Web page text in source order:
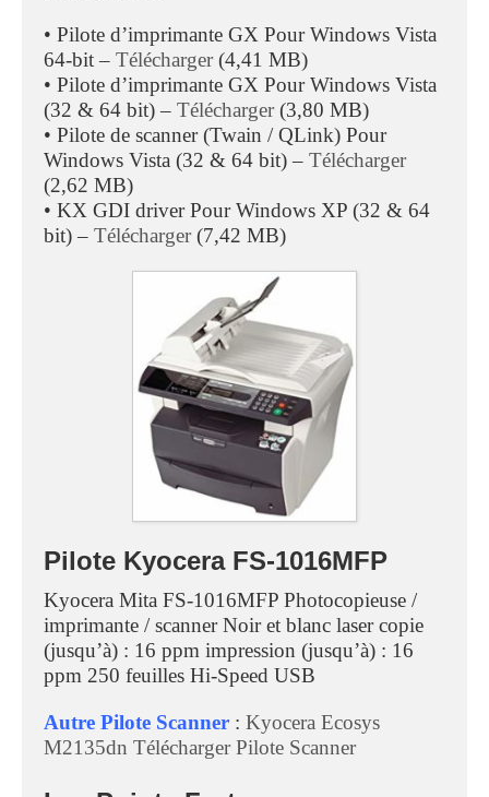
• Pilote d’imprimante GX Pour Windows Vista
64-bit – Télécharger(4,41 MB)
• Pilote d’imprimante GX Pour Windows Vista
(32 & 64 bit) – Télécharger(3,80 MB)
• Pilote de scanner (Twain / QLink) Pour
Windows Vista (32 & 64 bit) – Télécharger
(2,62 MB)
• KX GDI driver Pour Windows XP (32 & 64
bit) – Télécharger(7,42 MB)
Pilote Kyocera FS-1016MFP
Kyocera Mita FS-1016MFP Photocopieuse /
imprimante / scanner Noir et blanc laser copie
(jusqu’à) : 16 ppm impression (jusqu’à) : 16
ppm 250 feuilles Hi-Speed USB
Autre Pilote Scanner : Kyocera Ecosys
M2135dn Télécharger Pilote Scanner